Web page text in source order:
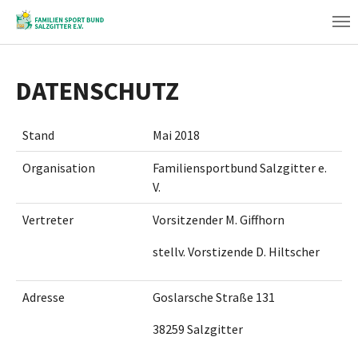
Zum
Hauptinhalt
springen
DATENSCHUTZ
Stand Mai 2018
Organisation
Familiensportbund Salzgitter e.
V.
Vertreter
Vorsitzender M. Giffhorn
stellv. Vorstizende D. Hiltscher
Adresse
Goslarsche Straße 131
38259 Salzgitter